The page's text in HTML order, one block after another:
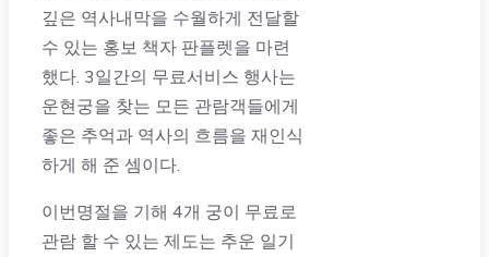
깊은 역사내막을 수월하게 전달할
수 있는 홍보 책자 판플렛을 마련
했다. 3일간의 무료서비스 행사는
운현궁을 찾는 모든 관람객들에게
좋은 추억과 역사의 흐름을 재인식
하게 해 준 셈이다.
이번명절을 기해 4개 궁이 무료로
관람 할 수 있는 제도는 추운 일기